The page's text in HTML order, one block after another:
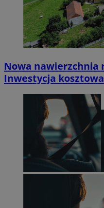
Nowa nawierzchnia
Inwestycja